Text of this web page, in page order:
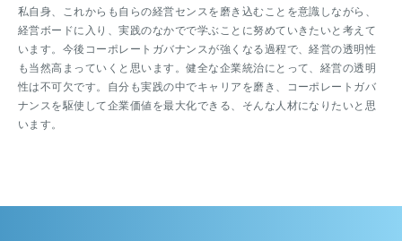
私自身、これからも自らの経営センスを磨き込むことを意識しながら、
経営ボードに入り、実践のなかでで学ぶことに努めていきたいと考えて
います。今後コーポレートガバナンスが強くなる過程で、経営の透明性
も当然高まっていくと思います。健全な企業統治にとって、経営の透明
性は不可欠です。自分も実践の中でキャリアを磨き、コーポレートガバ
ナンスを駆使して企業価値を最大化できる、そんな人材になりたいと思
います。